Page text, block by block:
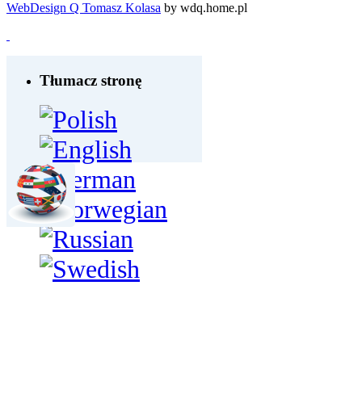
WebDesign Q Tomasz Kolasa by wdq.home.pl
Tłumacz stronę